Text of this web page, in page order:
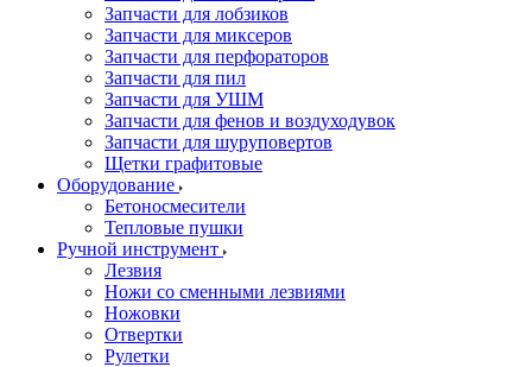
Запчасти для лобзиков
Запчасти для миксеров
Запчасти для перфораторов
Запчасти для пил
Запчасти для УШМ
Запчасти для фенов и воздуходувок
Запчасти для шуруповертов
Щетки графитовые
Оборудование
Бетоносмесители
Тепловые пушки
Ручной инструмент
Лезвия
Ножи со сменными лезвиями
Ножовки
Отвертки
Рулетки